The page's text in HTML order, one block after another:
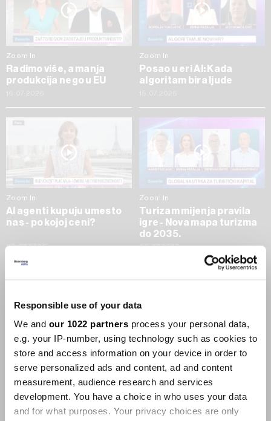
Responsible use of your data
We and our 1022 partners process your personal data,
e.g. your IP-number, using technology such as cookies to
store and access information on your device in order to
serve personalized ads and content, ad and content
measurement, audience research and services
development. You have a choice in who uses your data
and for what purposes. Your privacy choices are only
Zoom In
Radimo više, a manja
produkcija nego u EU
Zoom In
Posao u eri AI: Kada
algoritam bira ljude
Zoom In
AI agenti kupuju umesto
nas - po kojoj ceni?
09.07.2026
Zoom In
Turizam mijenja pravila
igre - Nova mapa turizma
do 2035.
09.07.2026
SVE VIJESTI IZ RUBRIKE ZOOM IN
Businessweek Adria
Korisnici GLP-1 lijekova mršave,
ekonomija se deblja
Visok trošak selidbe kompanija iz Kine